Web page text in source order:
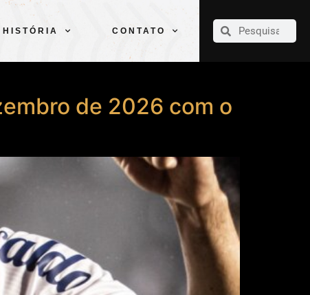
HISTÓRIA CONTATO
CLUBE
de 2026 com o